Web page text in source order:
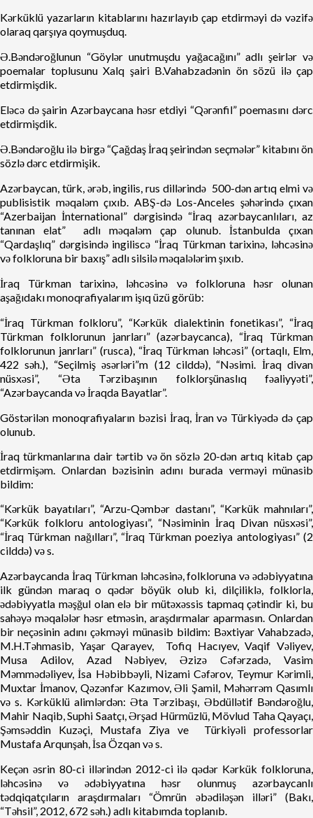
Kərküklü yazarların kitablarını hazırlayıb çap etdirməyi də vəzifə
olaraq qarşıya qoymuşduq.
Ə.Bəndəroğlunun “Göylər unutmuşdu yağacağını” adlı şeirlər və
poemalar toplusunu Xalq şairi B.Vahabzadənin ön sözü ilə çap
etdirmişdik.
Eləcə də şairin Azərbaycana həsr etdiyi “Qərənfil” poemasını dərc
etdirmişdik.
Ə.Bəndəroğlu ilə birgə “Çağdaş İraq şeirindən seçmələr” kitabını ön
sözlə dərc etdirmişik.
Azərbaycan, türk, ərəb, ingilis, rus dillərində 500-dən artıq elmi və
publisistik məqaləm çıxıb. ABŞ-də Los-Anceles şəhərində çıxan
“Azerbaijan İnternational” dərgisində “İraq azərbaycanlıları, az
tanınan elat” adlı məqaləm çap olunub. İstanbulda çıxan
“Qardaşlıq” dərgisində ingiliscə “İraq Türkman tarixinə, ləhcəsinə
və folkloruna bir baxış” adlı silsilə məqalələrim şıxıb.
İraq Türkman tarixinə, ləhcəsinə və folkloruna həsr olunan
aşağıdakı monoqrafiyalarım işıq üzü görüb:
“İraq Türkman folkloru”, “Kərkük dialektinin fonetikası”, “İraq
Türkman folklorunun janrları” (azərbaycanca), “İraq Türkman
folklorunun janrları” (rusca), “İraq Türkman ləhcəsi” (ortaqlı, Elm,
422 səh.), “Seçilmiş əsərləri”m (12 cilddə), “Nəsimi. İraq divan
nüsxəsi”, “Əta Tərzibaşının folklorşünaslıq fəaliyyəti”,
“Azərbaycanda və İraqda Bayatlar”.
Göstərilən monoqrafiyaların bəzisi İraq, İran və Türkiyədə də çap
olunub.
İraq türkmanlarına dair tərtib və ön sözlə 20-dən artıq kitab çap
etdirmişəm. Onlardan bəzisinin adını burada verməyi münasib
bildim:
“Kərkük bayatıları”, “Arzu-Qəmbər dastanı”, “Kərkük mahnıları”,
“Kərkük folkloru antologiyası”, “Nəsiminin İraq Divan nüsxəsi”,
“İraq Türkman nağılları”, “İraq Türkman poeziya antologiyası” (2
cilddə) və s.
Azərbaycanda İraq Türkman ləhcəsinə, folkloruna və ədəbiyyatına
ilk gündən maraq o qədər böyük olub ki, dilçiliklə, folklorla,
ədəbiyyatla məşğul olan elə bir mütəxəssis tapmaq çətindir ki, bu
sahəyə məqalələr həsr etməsin, araşdırmalar aparmasın. Onlardan
bir neçəsinin adını çəkməyi münasib bildim: Bəxtiyar Vahabzadə,
M.H.Təhmasib, Yaşar Qarayev, Tofiq Hacıyev, Vaqif Vəliyev,
Musa Adilov, Azad Nəbiyev, Əzizə Cəfərzadə, Vasim
Məmmədəliyev, İsa Həbibbəyli, Nizami Cəfərov, Teymur Kərimli,
Muxtar İmanov, Qəzənfər Kazımov, Əli Şamil, Məhərrəm Qasımlı
və s. Kərküklü alimlərdən: Əta Tərzibaşı, Əbdüllətif Bəndəroğlu,
Mahir Naqib, Suphi Saatçı, Ərşad Hürmüzlü, Mövlud Taha Qayaçı,
Şəmsəddin Kuzəçi, Mustafa Ziya ve Türkiyəli professorlar
Mustafa Arqunşah, İsa Özqan və s.
Keçən əsrin 80-ci illərindən 2012-ci ilə qədər Kərkük folkloruna,
ləhcəsinə və ədəbiyyatına həsr olunmuş azərbaycanlı
tədqiqatçıların araşdırmaları “Ömrün əbədiləşən illəri” (Bakı,
“Təhsil”, 2012, 672 səh.) adlı kitabımda toplanıb.